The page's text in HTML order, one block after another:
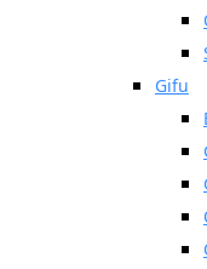
Gifu